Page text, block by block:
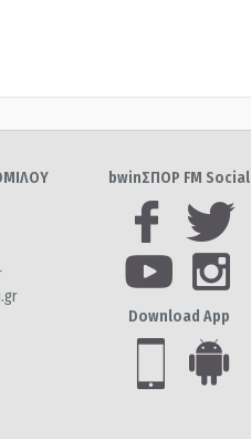
bwinΣΠΟΡ FM Social
Download App